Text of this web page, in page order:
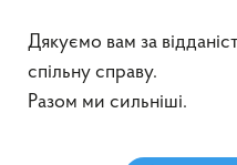
Дякуємо вам за
спільну справу.
Разом ми сильніші.